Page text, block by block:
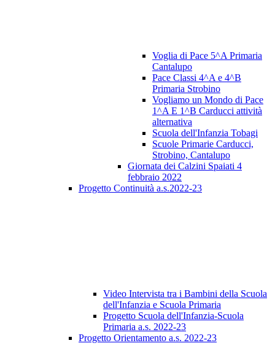
Voglia di Pace 5^A Primaria
Cantalupo
Pace Classi 4^A e 4^B
Primaria Strobino
Vogliamo un Mondo di Pace
1^A E 1^B Carducci attività
alternativa
Scuola dell'Infanzia Tobagi
Scuole Primarie Carducci,
Strobino, Cantalupo
Giornata dei Calzini Spaiati 4
febbraio 2022
Progetto Continuità a.s.2022-23
Video Intervista tra i Bambini della Scuola
dell'Infanzia e Scuola Primaria
Progetto Scuola dell'Infanzia-Scuola
Primaria a.s. 2022-23
Progetto Orientamento a.s. 2022-23